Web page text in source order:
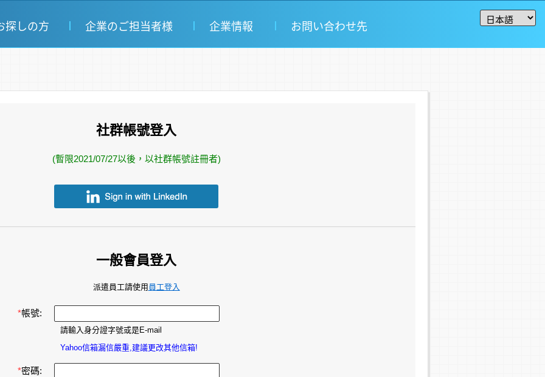
探しの方 企業のご担当者様 企業情報 お問い合わせ先
社群帳號登入
(暫限2021/07/27以後，以社群帳號註冊者)
一般會員登入
派遣員工請使用 員工登入
*帳號:
請輸入身分證字號或是E-mail
Yahoo信箱漏信嚴重,建議更改其他信箱!
*密碼: